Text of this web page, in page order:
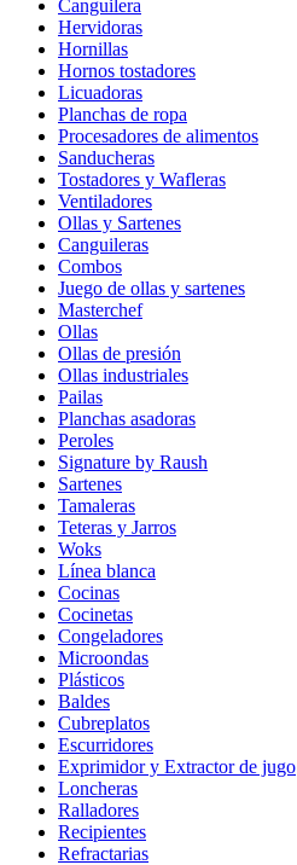
Canguilera
Hervidoras
Hornillas
Hornos tostadores
Licuadoras
Planchas de ropa
Procesadores de alimentos
Sanducheras
Tostadores y Wafleras
Ventiladores
Ollas y Sartenes
Canguileras
Combos
Juego de ollas y sartenes
Masterchef
Ollas
Ollas de presión
Ollas industriales
Pailas
Planchas asadoras
Peroles
Signature by Raush
Sartenes
Tamaleras
Teteras y Jarros
Woks
Línea blanca
Cocinas
Cocinetas
Congeladores
Microondas
Plásticos
Baldes
Cubreplatos
Escurridores
Exprimidor y Extractor de jugo
Loncheras
Ralladores
Recipientes
Refractarias